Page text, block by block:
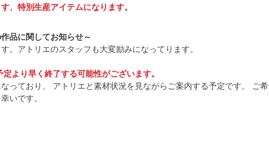
、特別生産アイテムになります。
品に関してお知らせ～
。アトリエのスタッフも大変励みになってります。
より早く終了する可能性がございます。
っており、 アトリエと素材状況を見ながらご案内する予定です。 ご希
いです。